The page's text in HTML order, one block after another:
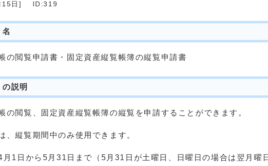
日 ] ID:319
の閲覧申請書・固定資産縦覧帳簿の縦覧申請書
説明
の閲覧、固定資産縦覧帳簿の縦覧を申請することができます。
、縦覧期間中のみ使用できます。
日から5月31日まで（5月31日が土曜日、日曜日の場合は翌月曜